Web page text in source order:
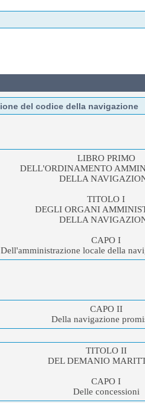
del codice della navigazione
LIBRO PRIMO
DELL'ORDINAMENTO
DELLA
TITOLO I
DEGLI ORGANI
DELLA
CAPO I
Dell'amministrazione locale della
CAPO II
Della navigazione
TITOLO II
DEL DEMANIO
CAPO I
Delle concessioni